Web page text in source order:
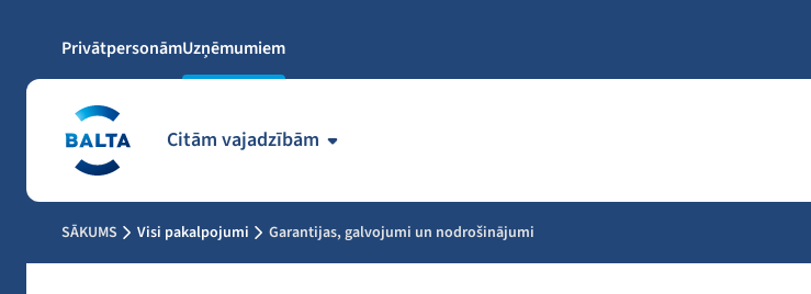
PrivātpersonāmUzņēmumiem
Citām vajadzībām
SĀKUMS Visi pakalpojumi Garantijas, galvojumi un nodrošinājumi